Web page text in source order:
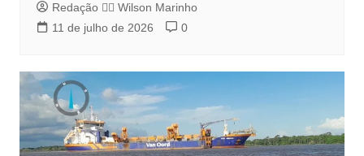
Redação 👨‍⚖️​ Wilson Marinho
11 de julho de 2026
0